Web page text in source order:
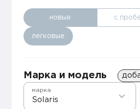
новые с
легковые
Марка и модель
Solaris
марка